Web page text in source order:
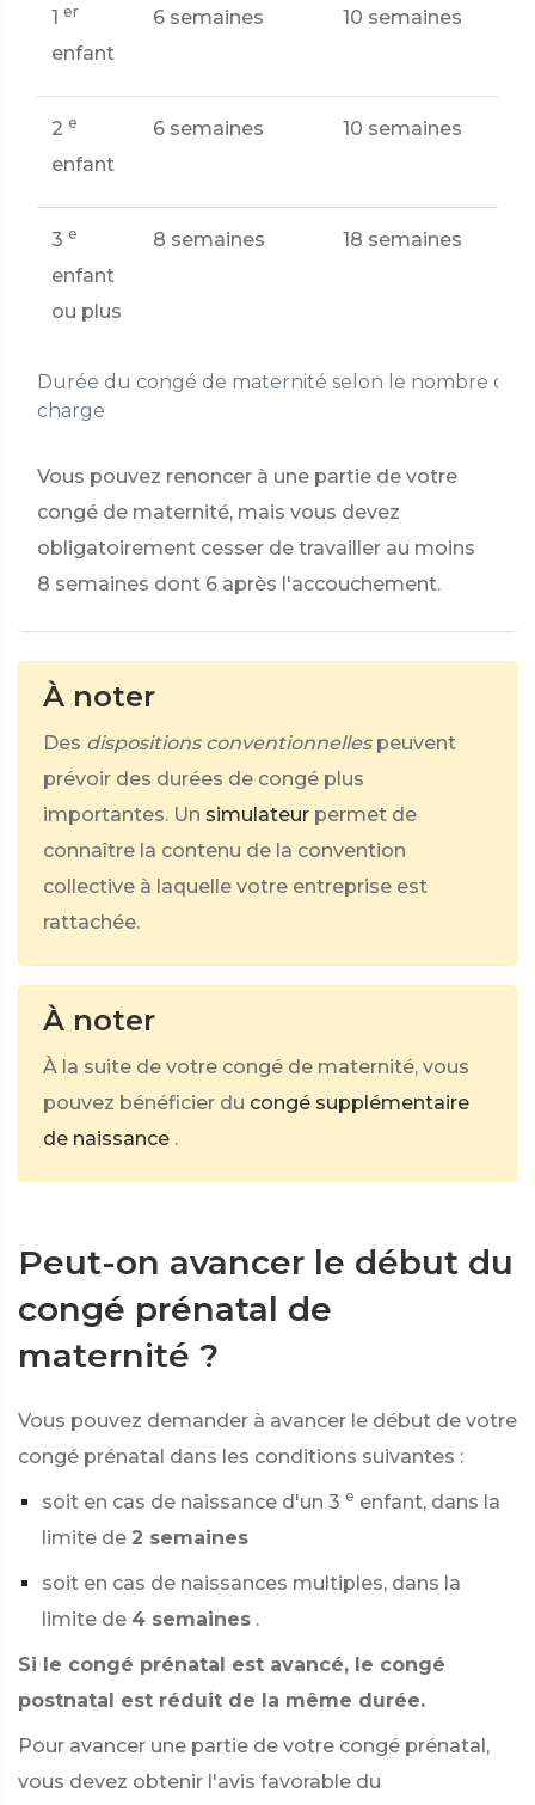
Durée du congé de maternité selon le nombre
charge
1 er
enfant
6 semaines 10 semaines
2 e
enfant
6 semaines 10 semaines
3 e
enfant
ou plus
8 semaines 18 semaines
Vous pouvez renoncer à une partie de votre
congé de maternité, mais vous devez
obligatoirement cesser de travailler au moins
8 semaines dont 6 après l'accouchement.
À noter
Des dispositions conventionnelles peuvent
prévoir des durées de congé plus
importantes. Un simulateur permet de
connaître la contenu de la convention
collective à laquelle votre entreprise est
rattachée.
À noter
À la suite de votre congé de maternité, vous
pouvez bénéficier du congé supplémentaire
de naissance .
Peut-on avancer le début du
congé prénatal de
maternité ?
Vous pouvez demander à avancer le début de votre
congé prénatal dans les conditions suivantes :
soit en cas de naissance d'un 3 e enfant, dans la
limite de 2 semaines
soit en cas de naissances multiples, dans la
limite de 4 semaines .
Si le congé prénatal est avancé, le congé
postnatal est réduit de la même durée.
Pour avancer une partie de votre congé prénatal,
vous devez obtenir l'avis favorable du